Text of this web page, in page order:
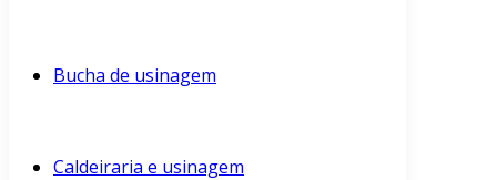
Bucha de usinagem
Caldeiraria e usinagem